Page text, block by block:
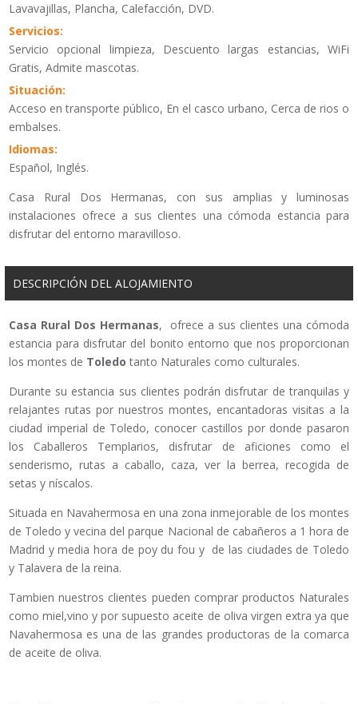
Lavavajillas, Plancha, Calefacción, DVD.
Servicios:
Servicio opcional limpieza, Descuento largas estancias, WiFi
Gratis, Admite mascotas.
Situación:
Acceso en transporte público, En el casco urbano, Cerca de rios o
embalses.
Idiomas:
Español, Inglés.
Casa Rural Dos Hermanas, con sus amplias y luminosas
instalaciones ofrece a sus clientes una cómoda estancia para
disfrutar del entorno maravilloso.
DESCRIPCIÓN DEL ALOJAMIENTO
Casa Rural Dos Hermanas, ofrece a sus clientes una cómoda
estancia para disfrutar del bonito entorno que nos proporcionan
los montes de Toledo tanto Naturales como culturales.
Durante su estancia sus clientes podrán disfrutar de tranquilas y
relajantes rutas por nuestros montes, encantadoras visitas a la
ciudad imperial de Toledo, conocer castillos por donde pasaron
los Caballeros Templarios, disfrutar de aficiones como el
senderismo, rutas a caballo, caza, ver la berrea, recogida de
setas y níscalos.
Situada en Navahermosa en una zona inmejorable de los montes
de Toledo y vecina del parque Nacional de cabañeros a 1 hora de
Madrid y media hora de poy du fou y de las ciudades de Toledo
y Talavera de la reina.
Tambien nuestros clientes pueden comprar productos Naturales
como miel,vino y por supuesto aceite de oliva virgen extra ya que
Navahermosa es una de las grandes productoras de la comarca
de aceite de oliva.